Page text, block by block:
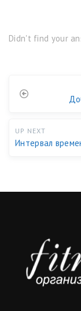
Didn't find your
UP NEXT
Интервал